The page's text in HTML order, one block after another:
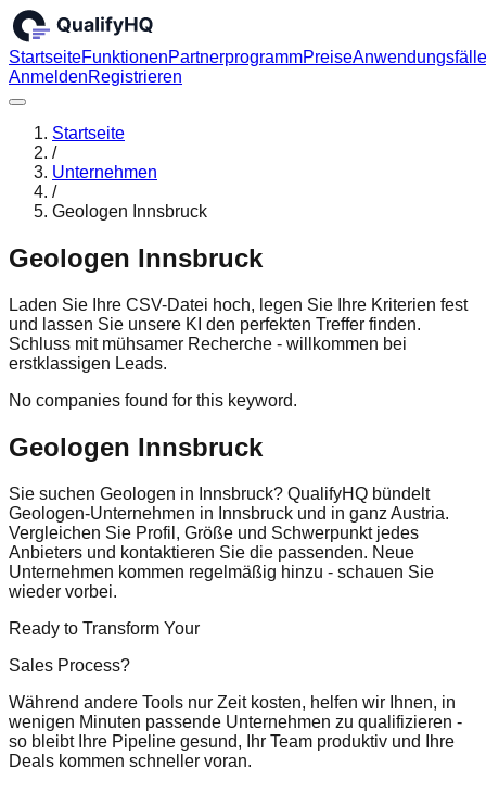
StartseiteFunktionenPartnerprogrammPreiseAnwendungsfälle
AnmeldenRegistrieren
Startseite
/
Unternehmen
/
Geologen Innsbruck
Geologen Innsbruck
Laden Sie Ihre CSV-Datei hoch, legen Sie Ihre Kriterien fest
und lassen Sie unsere KI den perfekten Treffer finden.
Schluss mit mühsamer Recherche - willkommen bei
erstklassigen Leads.
No companies found for this keyword.
Geologen Innsbruck
Sie suchen Geologen in Innsbruck? QualifyHQ bündelt
Geologen-Unternehmen in Innsbruck und in ganz Austria.
Vergleichen Sie Profil, Größe und Schwerpunkt jedes
Anbieters und kontaktieren Sie die passenden. Neue
Unternehmen kommen regelmäßig hinzu - schauen Sie
wieder vorbei.
Ready to Transform Your
Sales Process?
Während andere Tools nur Zeit kosten, helfen wir Ihnen, in
wenigen Minuten passende Unternehmen zu qualifizieren -
so bleibt Ihre Pipeline gesund, Ihr Team produktiv und Ihre
Deals kommen schneller voran.